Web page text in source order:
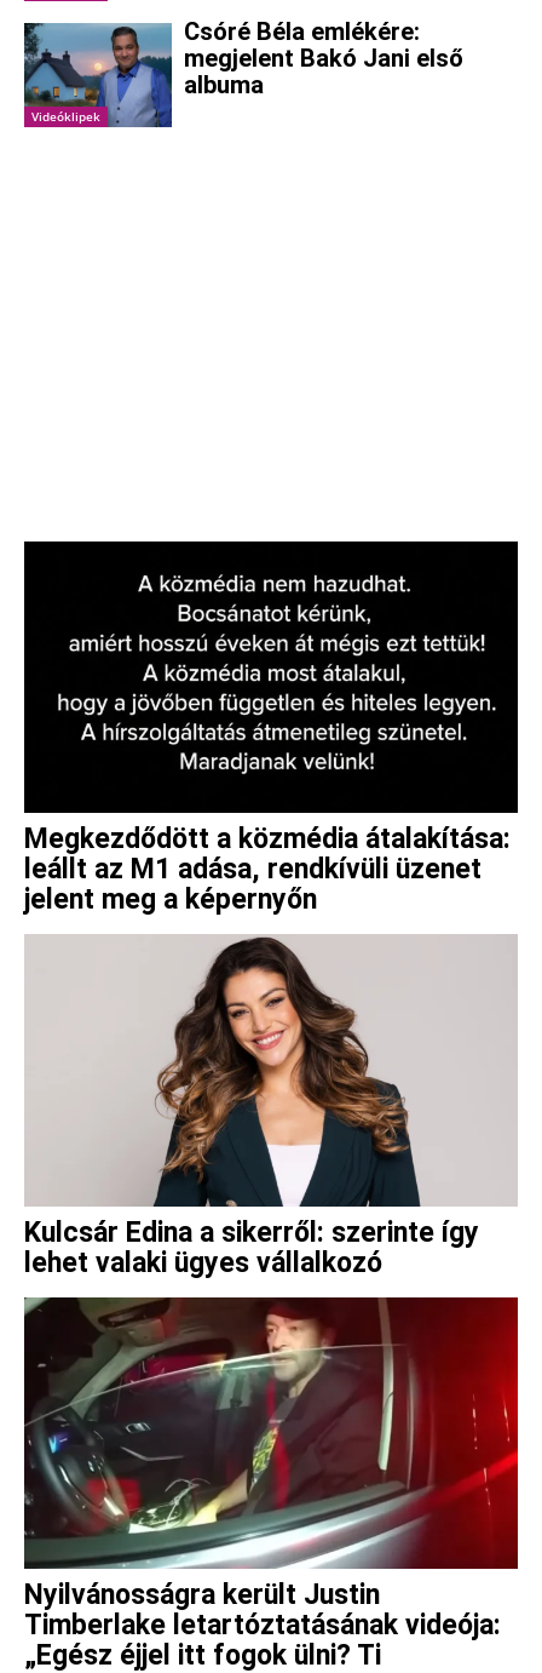
Videóklipek
Csóré Béla emlékére:
megjelent Bakó Jani első
albuma
Megkezdődött a közmédia átalakítása:
leállt az M1 adása, rendkívüli üzenet
jelent meg a képernyőn
Kulcsár Edina a sikerről: szerinte így
lehet valaki ügyes vállalkozó
Nyilvánosságra került Justin
Timberlake letartóztatásának videója:
„Egész éjjel itt fogok ülni? Ti